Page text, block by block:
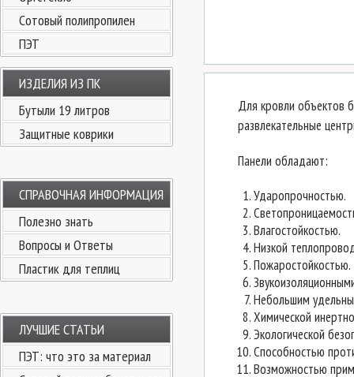
Cотовый полипропилен
ПЭТ
ИЗДЕЛИЯ ИЗ ПК
Бутыли 19 литров
Защитные коврики
СПРАВОЧНАЯ ИНФОРМАЦИЯ
Полезно знать
Вопросы и Ответы
Пластик для теплиц
ЛУЧШИЕ СТАТЬИ
ПЭТ: что это за материал
Для кровли объектов
развлекательные
Панели обладают:
Ударопрочностью.
Влагостойкостью.
Низкой
Пожаростойкостью.
Небольшим
Химической
Экологической
Способностью
Возможностью